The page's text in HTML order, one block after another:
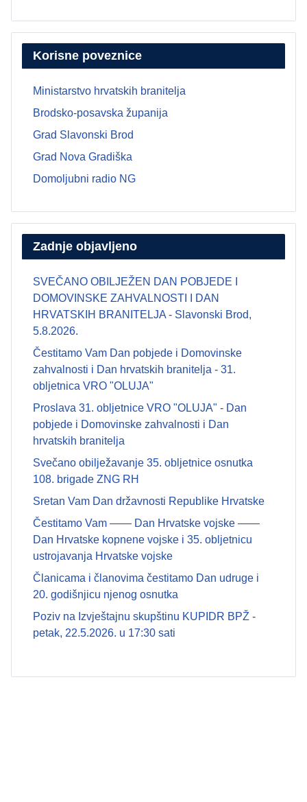
Korisne poveznice
Ministarstvo hrvatskih branitelja
Brodsko-posavska županija
Grad Slavonski Brod
Grad Nova Gradiška
Domoljubni radio NG
Zadnje objavljeno
SVEČANO OBILJEŽEN DAN POBJEDE I
DOMOVINSKE ZAHVALNOSTI I DAN
HRVATSKIH BRANITELJA - Slavonski Brod,
5.8.2026.
Čestitamo Vam Dan pobjede i Domovinske
zahvalnosti i Dan hrvatskih branitelja - 31.
obljetnica VRO "OLUJA"
Proslava 31. obljetnice VRO "OLUJA" - Dan
pobjede i Domovinske zahvalnosti i Dan
hrvatskih branitelja
Svečano obilježavanje 35. obljetnice osnutka
108. brigade ZNG RH
Sretan Vam Dan državnosti Republike Hrvatske
Čestitamo Vam —— Dan Hrvatske vojske ——
Dan Hrvatske kopnene vojske i 35. obljetnicu
ustrojavanja Hrvatske vojske
Članicama i članovima čestitamo Dan udruge i
20. godišnjicu njenog osnutka
Poziv na Izvještajnu skupštinu KUPIDR BPŽ -
petak, 22.5.2026. u 17:30 sati